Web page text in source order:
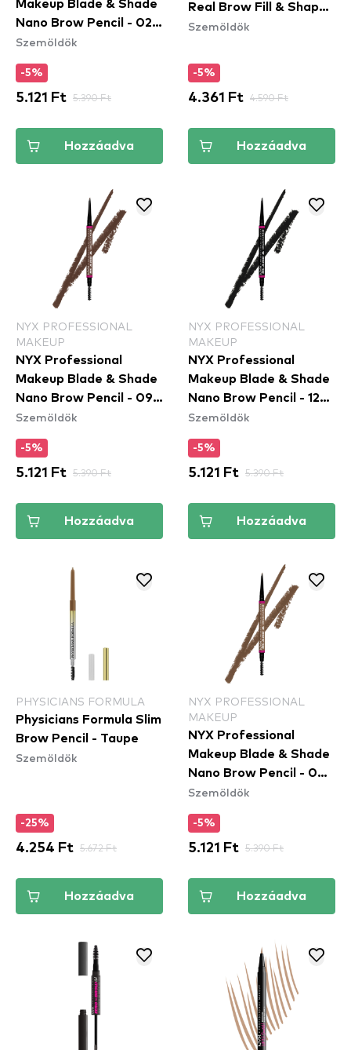
Makeup Blade & Shade
Nano Brow Pencil - 02
Blonde
Szemöldök
-5%
5.121 Ft 5.390 Ft
Hozzáadva
Real Brow Fill & Shape -
04 Deep Brown
Szemöldök
-5%
4.361 Ft 4.590 Ft
Hozzáadva
NYX PROFESSIONAL
MAKEUP
NYX Professional
Makeup Blade & Shade
Nano Brow Pencil - 09
Brunette
Szemöldök
-5%
5.121 Ft 5.390 Ft
Hozzáadva
NYX PROFESSIONAL
MAKEUP
NYX Professional
Makeup Blade & Shade
Nano Brow Pencil - 12
Black
Szemöldök
-5%
5.121 Ft 5.390 Ft
Hozzáadva
PHYSICIANS FORMULA
Physicians Formula Slim
Brow Pencil - Taupe
Szemöldök
-25%
4.254 Ft 5.672 Ft
Hozzáadva
NYX PROFESSIONAL
MAKEUP
NYX Professional
Makeup Blade & Shade
Nano Brow Pencil - 04
Taupe
Szemöldök
-5%
5.121 Ft 5.390 Ft
Hozzáadva